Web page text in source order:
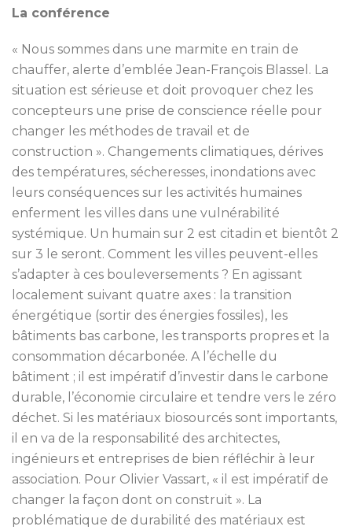
La conférence
« Nous sommes dans une marmite en train de
chauffer, alerte d’emblée Jean-François Blassel. La
situation est sérieuse et doit provoquer chez les
concepteurs une prise de conscience réelle pour
changer les méthodes de travail et de
construction ». Changements climatiques, dérives
des températures, sécheresses, inondations avec
leurs conséquences sur les activités humaines
enferment les villes dans une vulnérabilité
systémique. Un humain sur 2 est citadin et bientôt 2
sur 3 le seront. Comment les villes peuvent-elles
s’adapter à ces bouleversements ? En agissant
localement suivant quatre axes : la transition
énergétique (sortir des énergies fossiles), les
bâtiments bas carbone, les transports propres et la
consommation décarbonée. A l’échelle du
bâtiment ; il est impératif d’investir dans le carbone
durable, l’économie circulaire et tendre vers le zéro
déchet. Si les matériaux biosourcés sont importants,
il en va de la responsabilité des architectes,
ingénieurs et entreprises de bien réfléchir à leur
association. Pour Olivier Vassart, « il est impératif de
changer la façon dont on construit ». La
problématique de durabilité des matériaux est